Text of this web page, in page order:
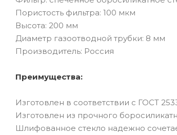
Пористость фильтра: 100 мкм
Высота: 200 мм
Диаметр газоотводной трубки: 8 мм
Производитель: Россия
Преимущества:
Изготовлен в соответствии с ГОСТ
Изготовлен из прочного
Шлифованное стекло надежно